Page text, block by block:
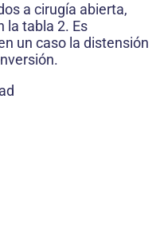
a cirugía abierta,
la tabla 2. Es
un caso la distensión